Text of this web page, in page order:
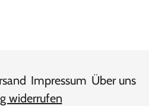
Impressum Über uns
widerrufen